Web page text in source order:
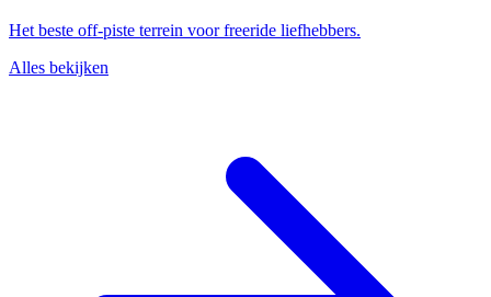
Het beste off-piste terrein voor freeride liefhebbers.
Alles bekijken